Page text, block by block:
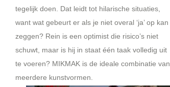
tegelijk doen. Dat leidt tot hilarische situaties,
want wat gebeurt er als je niet overal ‘ja’ op kan
zeggen? Rein is een optimist die risico’s niet
schuwt, maar is hij in staat één taak volledig uit
te voeren? MIKMAK is de ideale combinatie van
meerdere kunstvormen.